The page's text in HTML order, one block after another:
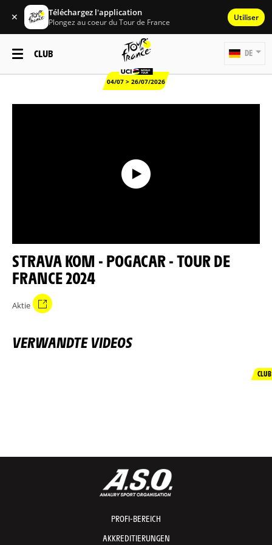
✕ Téléchargez l'application
Plongez au coeur du Tour de France Utiliser
CLUB
04/07 > 26/07/2026
DE
STRAVA KOM - POGACAR - TOUR DE
FRANCE 2024
Aktie
VERWANDTE VIDEOS
CLUB
PROFI-BEREICH
AKKREDITIERUNGEN